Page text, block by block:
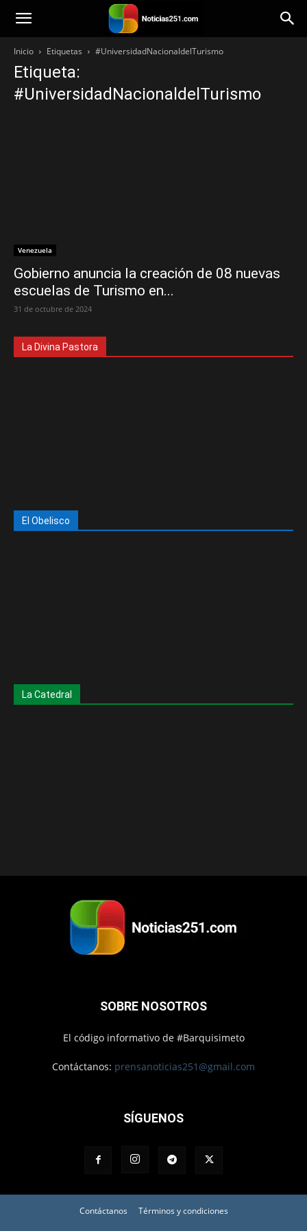
Noticias251
Inicio Etiquetas #UniversidadNacionaldelTurismo
Etiqueta:
#UniversidadNacionaldelTurismo
Venezuela
Gobierno anuncia la creación de 08 nuevas
escuelas de Turismo en...
31 de octubre de 2024
La Divina Pastora
El Obelisco
La Catedral
SOBRE NOSOTROS
El código informativo de #Barquisimeto
Contáctanos: prensanoticias251@gmail.com
SÍGUENOS
Contáctanos Términos y condiciones